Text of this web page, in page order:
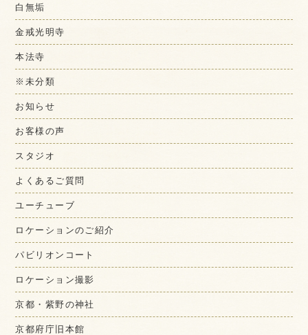
白無垢
金戒光明寺
本法寺
※未分類
お知らせ
お客様の声
スタジオ
よくあるご質問
ユーチューブ
ロケーションのご紹介
パビリオンコート
ロケーション撮影
京都・紫野の神社
京都府庁旧本館